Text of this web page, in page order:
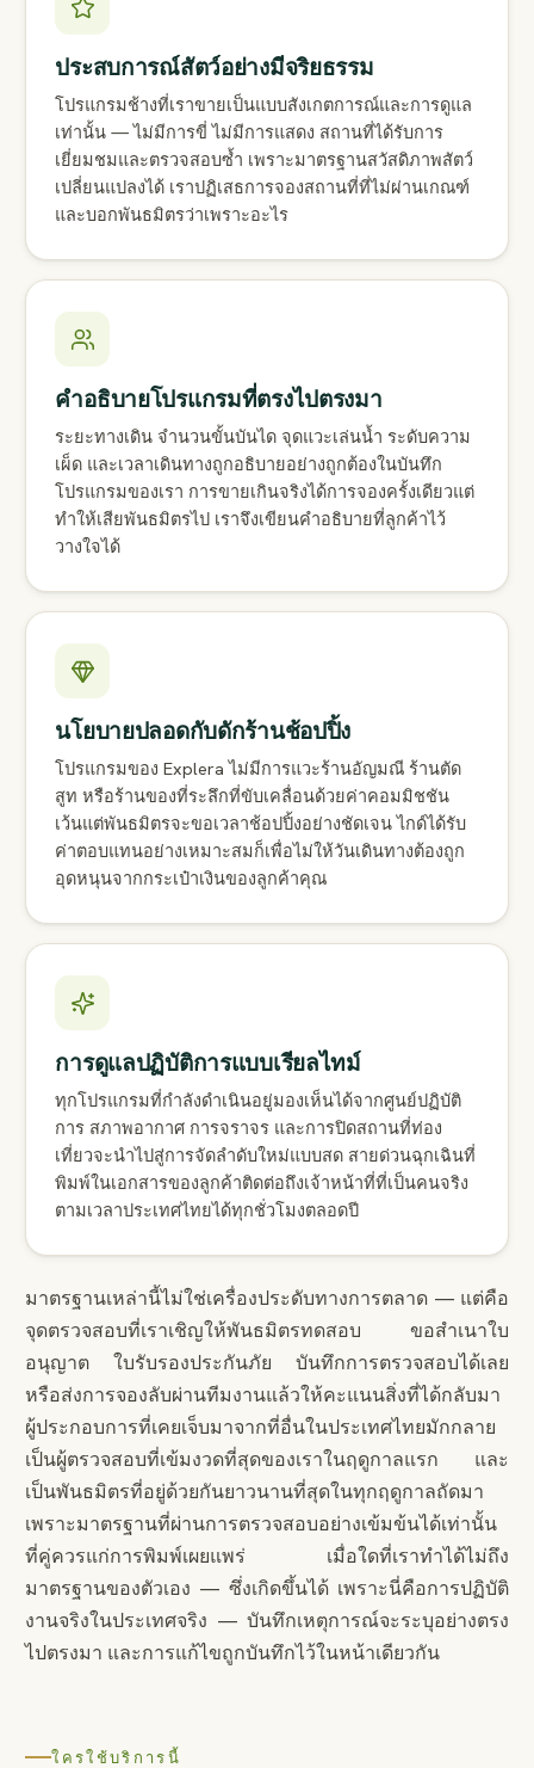
ประสบการณ์สัตว์อย่างมีจริยธรรม
โปรแกรมช้างที่เราขายเป็นแบบสังเกตการณ์และการดูแล
เท่านั้น — ไม่มีการขี่ ไม่มีการแสดง สถานที่ได้รับการ
เยี่ยมชมและตรวจสอบซ้ำ เพราะมาตรฐานสวัสดิภาพสัตว์
เปลี่ยนแปลงได้ เราปฏิเสธการจองสถานที่ที่ไม่ผ่านเกณฑ์
และบอกพันธมิตรว่าเพราะอะไร
คำอธิบายโปรแกรมที่ตรงไปตรงมา
ระยะทางเดิน จำนวนขั้นบันได จุดแวะเล่นน้ำ ระดับความ
เผ็ด และเวลาเดินทางถูกอธิบายอย่างถูกต้องในบันทึก
โปรแกรมของเรา การขายเกินจริงได้การจองครั้งเดียวแต่
ทำให้เสียพันธมิตรไป เราจึงเขียนคำอธิบายที่ลูกค้าไว้
วางใจได้
นโยบายปลอดกับดักร้านช้อปปิ้ง
โปรแกรมของ Explera ไม่มีการแวะร้านอัญมณี ร้านตัด
สูท หรือร้านของที่ระลึกที่ขับเคลื่อนด้วยค่าคอมมิชชัน
เว้นแต่พันธมิตรจะขอเวลาช้อปปิ้งอย่างชัดเจน ไกด์ได้รับ
ค่าตอบแทนอย่างเหมาะสมก็เพื่อไม่ให้วันเดินทางต้องถูก
อุดหนุนจากกระเป๋าเงินของลูกค้าคุณ
การดูแลปฏิบัติการแบบเรียลไทม์
ทุกโปรแกรมที่กำลังดำเนินอยู่มองเห็นได้จากศูนย์ปฏิบัติ
การ สภาพอากาศ การจราจร และการปิดสถานที่ท่อง
เที่ยวจะนำไปสู่การจัดลำดับใหม่แบบสด สายด่วนฉุกเฉินที่
พิมพ์ในเอกสารของลูกค้าติดต่อถึงเจ้าหน้าที่ที่เป็นคนจริง
ตามเวลาประเทศไทยได้ทุกชั่วโมงตลอดปี
มาตรฐานเหล่านี้ไม่ใช่เครื่องประดับทางการตลาด — แต่คือ
จุดตรวจสอบที่เราเชิญให้พันธมิตรทดสอบ ขอสำเนาใบ
อนุญาต ใบรับรองประกันภัย บันทึกการตรวจสอบได้เลย
หรือส่งการจองลับผ่านทีมงานแล้วให้คะแนนสิ่งที่ได้กลับมา
ผู้ประกอบการที่เคยเจ็บมาจากที่อื่นในประเทศไทยมักกลาย
เป็นผู้ตรวจสอบที่เข้มงวดที่สุดของเราในฤดูกาลแรก และ
เป็นพันธมิตรที่อยู่ด้วยกันยาวนานที่สุดในทุกฤดูกาลถัดมา
เพราะมาตรฐานที่ผ่านการตรวจสอบอย่างเข้มข้นได้เท่านั้น
ที่คู่ควรแก่การพิมพ์เผยแพร่ เมื่อใดที่เราทำได้ไม่ถึง
มาตรฐานของตัวเอง — ซึ่งเกิดขึ้นได้ เพราะนี่คือการปฏิบัติ
งานจริงในประเทศจริง — บันทึกเหตุการณ์จะระบุอย่างตรง
ไปตรงมา และการแก้ไขถูกบันทึกไว้ในหน้าเดียวกัน
ใครใช้บริการนี้